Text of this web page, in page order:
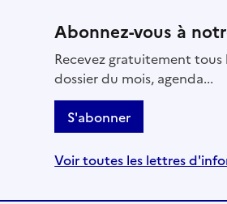
Abonnez-vous à
Recevez gratuitement
dossier du mois, agenda...
S'abonner
Voir toutes les lettres